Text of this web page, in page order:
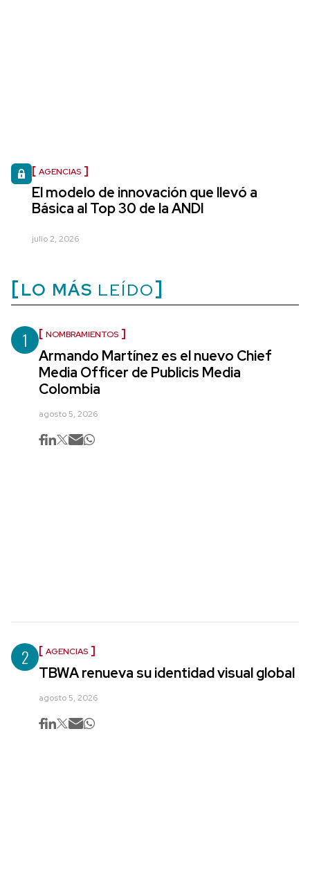
AGENCIAS
El modelo de innovación que llevó a
Básica al Top 30 de la ANDI
julio 2, 2026
LO MÁS LEÍDO
1 NOMBRAMIENTOS
Armando Martínez es el nuevo Chief
Media Officer de Publicis Media
Colombia
agosto 5, 2026
2 AGENCIAS
TBWA renueva su identidad visual global
agosto 5, 2026